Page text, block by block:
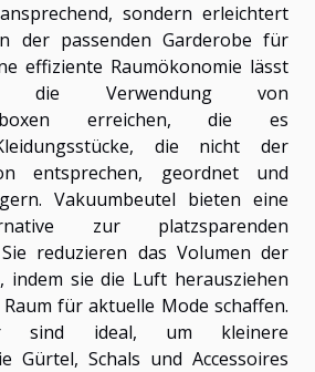
sondern erleichtert
der passenden Garderobe für
effiziente Raumökonomie lässt
die Verwendung von
erreichen, die es
die nicht der
entsprechen, geordnet und
Vakuumbeutel bieten eine
zur platzsparenden
reduzieren das Volumen der
indem sie die Luft herausziehen
für aktuelle Mode schaffen.
sind ideal, um kleinere
Gürtel, Schals und Accessoires